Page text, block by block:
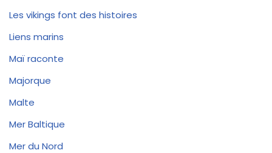
Les vikings font des histoires
Liens marins
Maï raconte
Majorque
Malte
Mer Baltique
Mer du Nord